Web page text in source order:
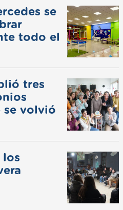
se
todo el
tres
se volvió
los